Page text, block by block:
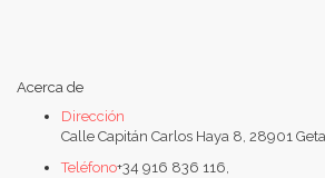
Acerca de
Dirección
Calle Capitán Carlos Haya 8, 28901
Teléfono+34 916 836 116,